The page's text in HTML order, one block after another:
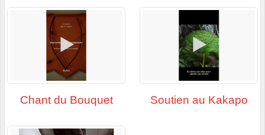
Chant du Bouquet Soutien au Kakapo